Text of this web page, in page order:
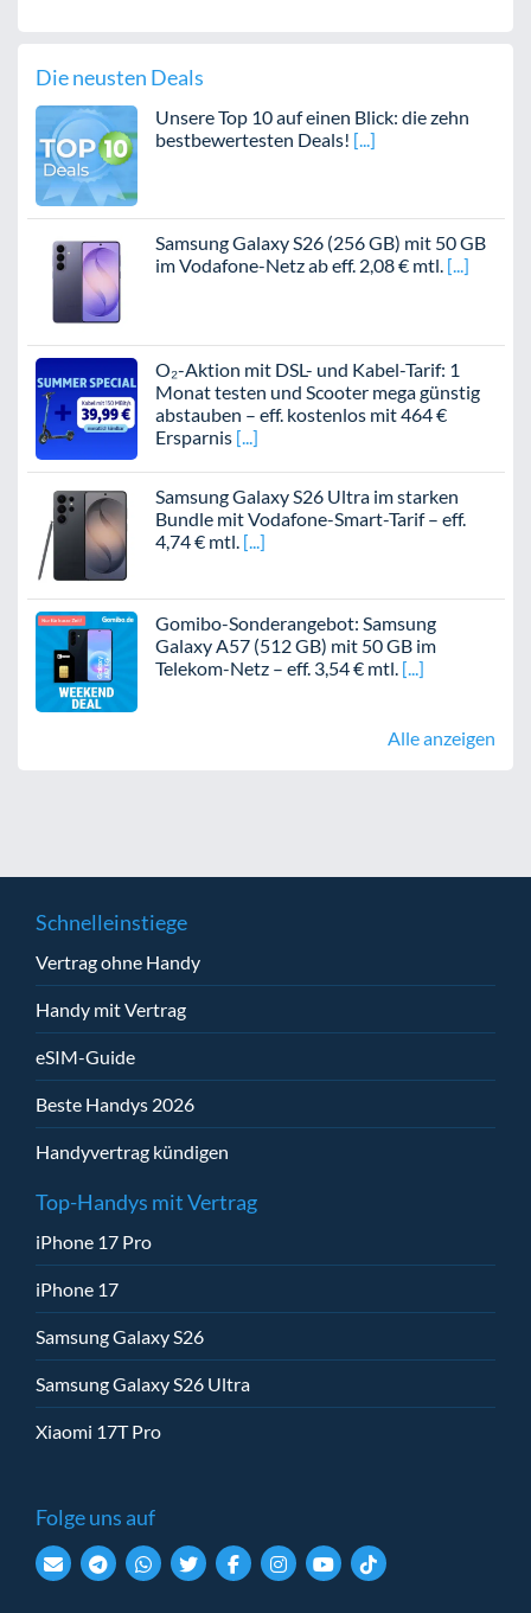
Die neusten Deals
Unsere Top 10 auf einen Blick: die zehn
bestbewertesten Deals!
Samsung Galaxy S26 (256 GB) mit 50 GB
im Vodafone-Netz ab eff. 2,08 € mtl.
O₂-Aktion mit DSL- und Kabel-Tarif: 1
Monat testen und Scooter mega günstig
abstauben – eff. kostenlos mit 464 €
Ersparnis
Samsung Galaxy S26 Ultra im starken
Bundle mit Vodafone-Smart-Tarif – eff.
4,74 € mtl.
Gomibo-Sonderangebot: Samsung
Galaxy A57 (512 GB) mit 50 GB im
Telekom-Netz – eff. 3,54 € mtl.
Alle anzeigen
Schnelleinstiege
Vertrag ohne Handy
Handy mit Vertrag
eSIM-Guide
Beste Handys 2026
Handyvertrag kündigen
Top-Handys mit Vertrag
iPhone 17 Pro
iPhone 17
Samsung Galaxy S26
Samsung Galaxy S26 Ultra
Xiaomi 17T Pro
Folge uns auf